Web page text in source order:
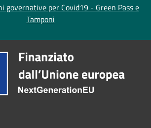
governative per Covid19 - Green Pass e
Tamponi